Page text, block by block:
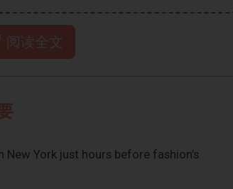
阅读全文
York just hours before fashion’s